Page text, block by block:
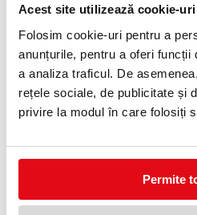
Acest site utilizează cookie-uri
Folosim cookie-uri pentru a
anunțurile, pentru a oferi funcții
a analiza traficul. De
rețele sociale, de publicitate și
privire la modul în care folosiți
Permite
Culoare:Roz
Specificatii
Tip
Culoare
Destinatie
PRODUSE